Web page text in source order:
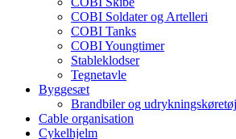
COBI Soldater og Artelleri
COBI Tanks
COBI Youngtimer
Stableklodser
Tegnetavle
Byggesæt
Brandbiler og
Cable organisation
Cykelhjelm